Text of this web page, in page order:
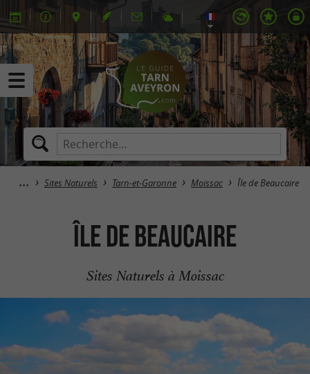
Sites Naturels Tarn-et-Garonne Moissac Île de Beaucaire
Île de Beaucaire
Sites Naturels à Moissac